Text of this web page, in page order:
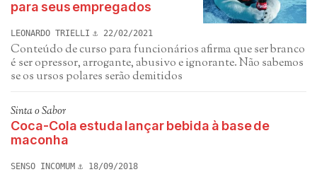
para seus empregados
LEONARDO TRIELLI 22/02/2021
Conteúdo de curso para funcionários afirma que ser branco
é ser opressor, arrogante, abusivo e ignorante. Não sabemos
se os ursos polares serão demitidos
Sinta o Sabor
Coca-Cola estuda lançar bebida à base de
maconha
SENSO INCOMUM 18/09/2018